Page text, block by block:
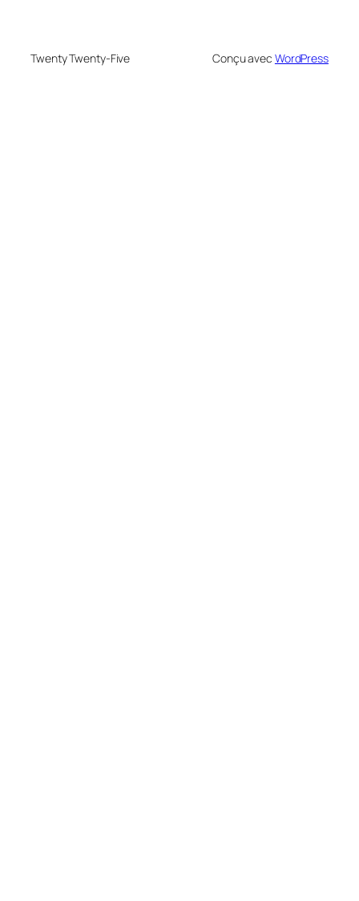
Twenty Twenty-Five Conçu avec WordPress